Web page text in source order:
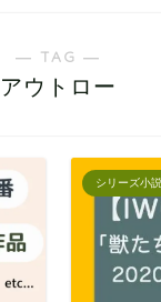
― TAG ―
アウトロー
シリーズ小